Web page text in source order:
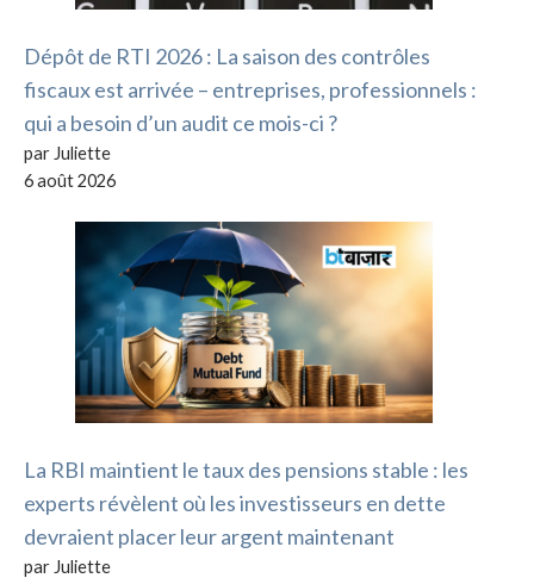
Dépôt de RTI 2026 : La saison des contrôles
fiscaux est arrivée – entreprises, professionnels :
qui a besoin d’un audit ce mois-ci ?
par Juliette
6 août 2026
La RBI maintient le taux des pensions stable : les
experts révèlent où les investisseurs en dette
devraient placer leur argent maintenant
par Juliette